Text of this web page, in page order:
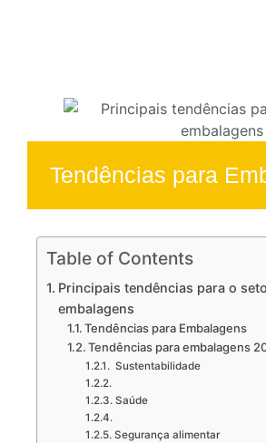
Tendências para
Table of Contents
Principais tendências para o
embalagens
Tendências para Embalagens
Tendências para embalagens
Sustentabilidade
Saúde
Segurança alimentar